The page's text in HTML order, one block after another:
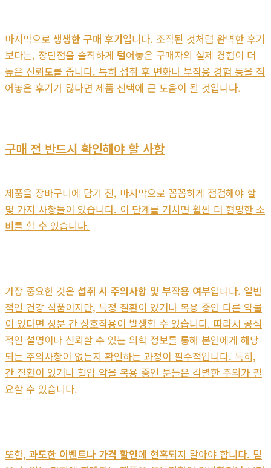
마지막으로 생생한 구매 후기입니다. 조작된 것처럼 완벽한 후기
보다는, 장단점을 솔직하게 털어놓은 구매자의 실제 경험이 더
높은 신뢰도를 줍니다. 특히 섭취 후 변화나 부작용 경험 등을 적
어놓은 후기가 많다면 제품 선택에 큰 도움이 될 것입니다.
구매 전 반드시 확인해야 할 사항
제품을 장바구니에 담기 전, 마지막으로 꼼꼼하게 점검해야 할
몇 가지 사항들이 있습니다. 이 단계를 거치면 훨씬 더 현명한 소
비를 할 수 있습니다.
가장 중요한 것은 섭취 시 주의사항 및 부작용 여부입니다. 일반
적인 건강 식품이지만, 특정 질환이 있거나 복용 중인 다른 약물
이 있다면 성분 간 상호작용이 발생할 수 있습니다. 따라서 공식
적인 설명이나 신뢰할 수 있는 의학 정보를 통해 본인에게 해당
되는 주의사항이 없는지 확인하는 과정이 필수적입니다. 특히,
간 질환이 있거나 혈압 약을 복용 중인 분들은 각별한 주의가 필
요할 수 있습니다.
또한, 과도한 이벤트나 가격 할인에 현혹되지 말아야 합니다. 믿